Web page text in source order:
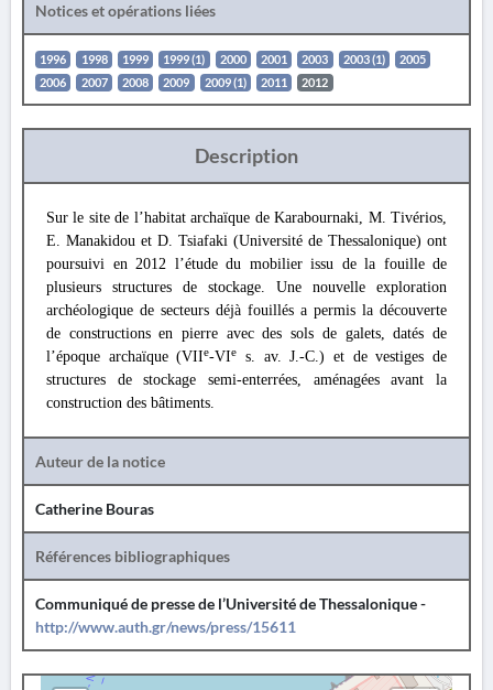
Notices et opérations liées
1996 1998 1999 1999 (1) 2000 2001 2003 2003 (1)
2005
2006
2007 2008 2009 2009 (1) 2011 2012
Description
Sur le site de l’habitat archaïque de Karabournaki, M. Tivérios,
E. Manakidou et D. Tsiafaki (Université de Thessalonique) ont
poursuivi en 2012 l’étude du mobilier issu de la fouille de
plusieurs structures de stockage. Une nouvelle exploration
archéologique de secteurs déjà fouillés a permis la découverte
de constructions en pierre avec des sols de galets, datés de
l’époque archaïque (VIIe-VIe
s. av. J.-C.) et de vestiges de
structures de stockage semi-enterrées, aménagées avant la
construction des bâtiments.
Auteur de la notice
Catherine Bouras
Références bibliographiques
Communiqué de presse de l’Université de Thessalonique -
http://www.auth.gr/news/press/15611